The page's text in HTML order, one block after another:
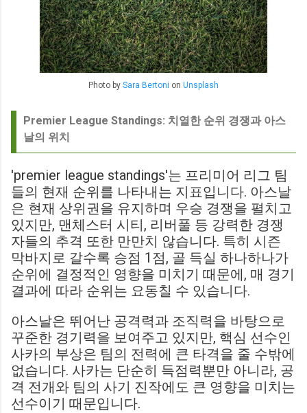
Photo by Sara Bertoni on Unsplash
Premier League Standings: 치열한 순위 경쟁과 아스
날의 위치
'premier league standings'는 프리미어 리그 팀
들의 현재 순위를 나타내는 지표입니다. 아스날
은 현재 상위권을 유지하며 우승 경쟁을 펼치고
있지만, 맨체스터 시티, 리버풀 등 강력한 경쟁
자들의 추격 또한 만만치 않습니다. 특히 시즌
막바지로 갈수록 승점 1점, 골 득실 하나하나가
순위에 결정적인 영향을 미치기 때문에, 매 경기
결과에 따라 순위는 요동칠 수 있습니다.
아스날은 뛰어난 공격력과 조직력을 바탕으로
꾸준한 경기력을 보여주고 있지만, 핵심 선수인
사카의 부상은 팀의 전력에 큰 타격을 줄 수밖에
없습니다. 사카는 단순히 득점력뿐만 아니라, 공
격 전개와 팀의 사기 진작에도 큰 영향을 미치는
선수이기 때문입니다.